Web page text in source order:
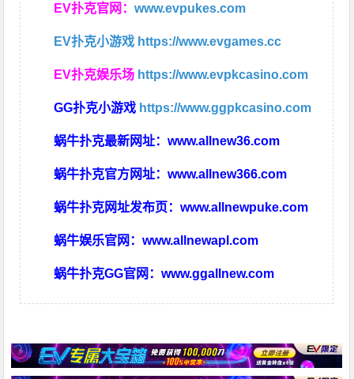
EV扑克官网：www.evpukes.com
EV扑克小游戏 https://www.evgames.cc
EV扑克娱乐场 https://www.evpkcasino.com
GG扑克小游戏 https://www.ggpkcasino.com
蜗牛扑克最新网址：www.allnew36.com
蜗牛扑克官方网址：www.allnew366.com
蜗牛扑克网址发布页：www.allnewpuke.com
蜗牛娱乐官网：www.allnewapl.com
蜗牛扑克GG官网：www.ggallnew.com